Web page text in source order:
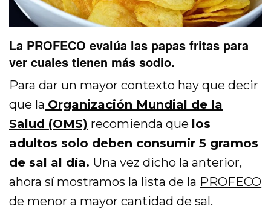
La PROFECO evalúa las papas fritas para
ver cuales tienen más sodio.
Para dar un mayor contexto hay que decir
que la Organización Mundial de la
Salud (OMS) recomienda que los
adultos solo deben consumir 5 gramos
de sal al día. Una vez dicho la anterior,
ahora sí mostramos la lista de la PROFECO
de menor a mayor cantidad de sal.